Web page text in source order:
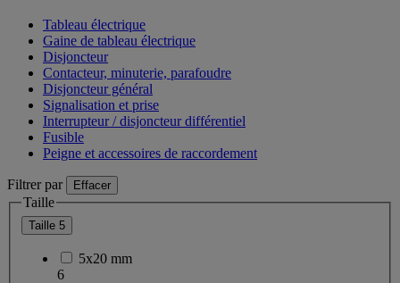
Tableau électrique
Gaine de tableau électrique
Disjoncteur
Contacteur, minuterie, parafoudre
Disjoncteur général
Signalisation et prise
Interrupteur / disjoncteur différentiel
Fusible
Peigne et accessoires de raccordement
Filtrer par Effacer
Taille
Taille 5
5x20 mm
6